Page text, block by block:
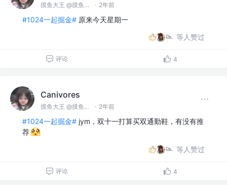
摸鱼大王 @摸鱼公司 · 2年前
#1024一起掘金# 原来今天星期一
等人赞过
评论 4
Canivores
摸鱼大王 @摸鱼公司 · 2年前
#1024一起掘金# jym，双十一打算买双通勤鞋，有没有推
荐
等人赞过
评论 4